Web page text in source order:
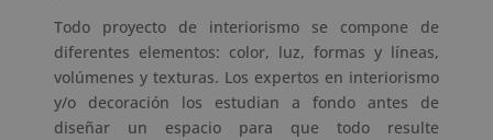
Todo proyecto de interiorismo se compone de
diferentes elementos: color, luz, formas y líneas,
volúmenes y texturas. Los expertos en interiorismo
y/o decoración los estudian a fondo antes de
diseñar un espacio para que todo resulte